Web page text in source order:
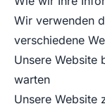
Wir verwenden
verschiedene
Unsere Website
warten
Unsere Website